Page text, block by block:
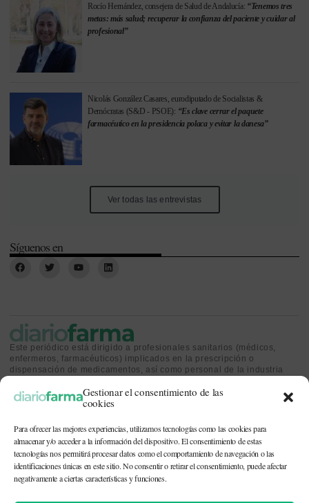
Gestionar el consentimiento de las
cookies
Para ofrecer las mejores experiencias, utilizamos tecnologías como las cookies para
almacenar y/o acceder a la información del dispositivo. El consentimiento de estas
tecnologías nos permitirá procesar datos como el comportamiento de navegación o las
identificaciones únicas en este sitio. No consentir o retirar el consentimiento, puede afectar
negativamente a ciertas características y funciones.
Rocío Hernández, consejera de Salud de Andalucía: “Tenemos tres
metas: más salud; recuperar la confianza del paciente y cuidar al
profesional”
Nicolás González Casares, eurodiputado de Socialistas &
Demócratas (S&D - PSOE): “Es clave cerrar el paquete
farmacéutico en la presidencia polaca y evitar la danesa”
Ver todas las entrevistas
Síguenos en
Este periódico está dirigido a profesionales sanitarios (médicos,
enfermeros, farmacéuticos) implicados en la prescripción o
dispensación de medicamentos, así como personal de la industria
sanitaria.
CONTACTO Y QUIÉNES SOMOS|POLÍTICA DE COOKIES|POLÍTICA DE